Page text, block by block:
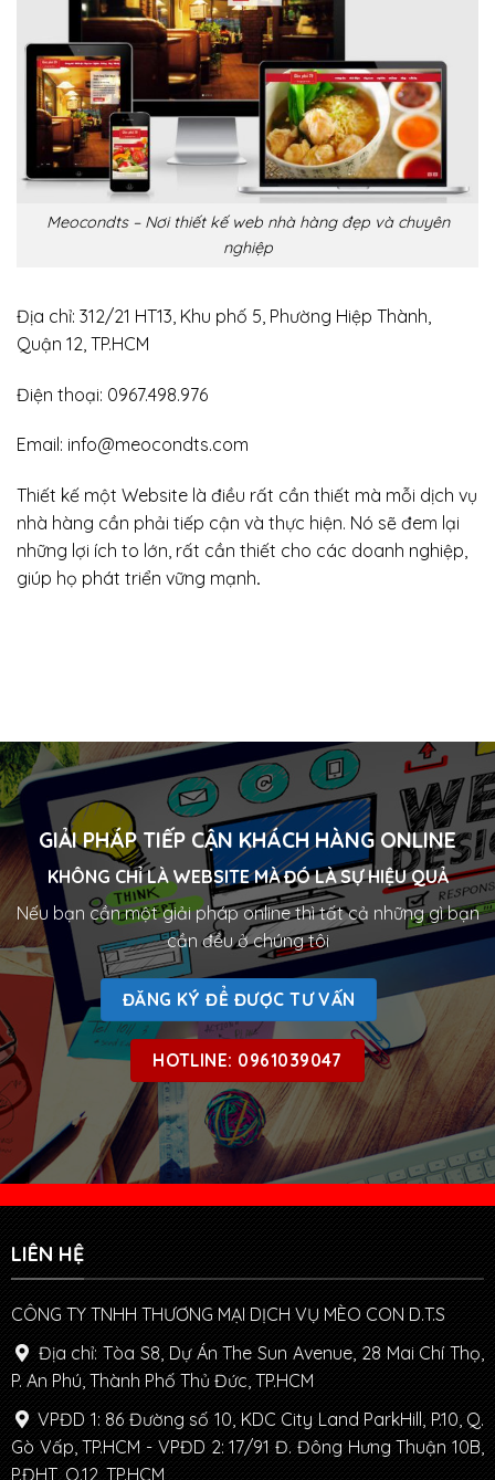
Meocondts – Nơi thiết kế web nhà hàng đẹp và chuyên
nghiệp
Địa chỉ: 312/21 HT13, Khu phố 5, Phường Hiệp Thành,
Quận 12, TP.HCM
Điện thoại: 0967.498.976
Email: info@meocondts.com
Thiết kế một Website là điều rất cần thiết mà mỗi dịch vụ
nhà hàng cần phải tiếp cận và thực hiện. Nó sẽ đem lại
những lợi ích to lớn, rất cần thiết cho các doanh nghiệp,
giúp họ phát triển vững mạnh.
GIẢI PHÁP TIẾP CẬN KHÁCH HÀNG ONLINE
KHÔNG CHỈ LÀ WEBSITE MÀ ĐÓ LÀ SỰ HIỆU QUẢ
Nếu bạn cần một giải pháp online thì tất cả những gì bạn
cần đều ở chúng tôi
ĐĂNG KÝ ĐỂ ĐƯỢC TƯ VẤN
HOTLINE: 0961039047
LIÊN HỆ
CÔNG TY TNHH THƯƠNG MẠI DỊCH VỤ MÈO CON D.T.S
Địa chỉ: Tòa S8, Dự Án The Sun Avenue, 28 Mai Chí Thọ,
P. An Phú, Thành Phố Thủ Đức, TP.HCM
VPĐD 1: 86 Đường số 10, KDC City Land ParkHill, P.10, Q.
Gò Vấp, TP.HCM - VPĐD 2: 17/91 Đ. Đông Hưng Thuận 10B,
P.ĐHT, Q.12, TP.HCM